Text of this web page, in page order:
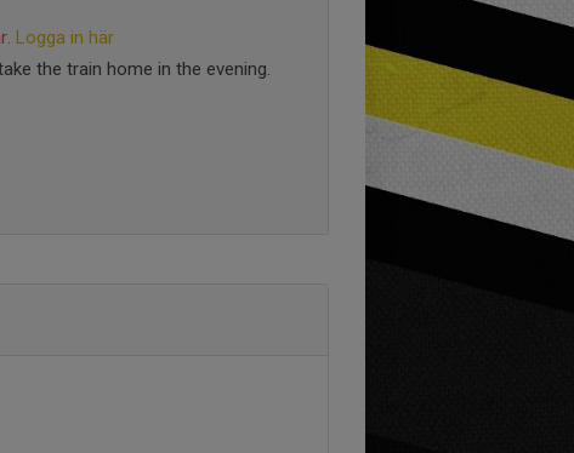
Logga in här
the train home in the evening.